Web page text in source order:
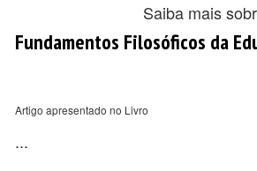
Saiba mais
Fundamentos Filosóficos da
Artigo apresentado no Livro
...